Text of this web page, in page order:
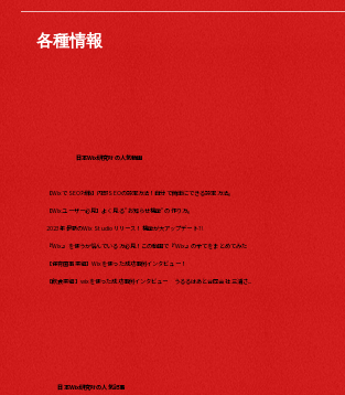
日本Wix研究所の人気動画
【WixでSEO対策】内部SEOの設定方法！自分で簡単にできる設定方法。
【Wixユーザー必見】よく見る"お知らせ機能"の作り方。
2023年最新のWix Studio リリース！機能が大アップデート?!
『Wix』を使うか悩んでいる方必見！この動画で『Wix』の全てをまとめてみた​
【保育園事業編】Wixを使った成功事例インタビュー！
【飲食業編】wixを使った成功事例インタビュー うるるはあと合同会社 三浦さ...
日本Wix研究所の人気記事
各種情報